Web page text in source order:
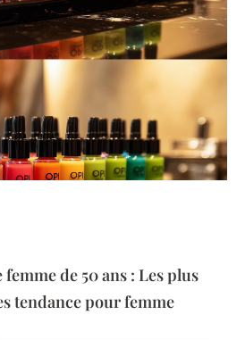
de 50 ans : Les plus
tendance pour femme